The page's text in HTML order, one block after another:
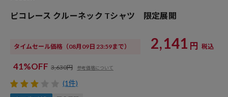
ピコレース クルーネック Tシャツ 限定展開
タイムセール価格 （08月09日 23:59まで） 2,141 円 税込
41%OFF 3,630円 参考価格について
(1件)